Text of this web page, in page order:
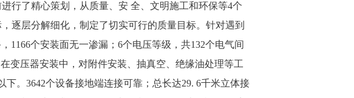
行了精心策划，从质量、安 全、文明施工和环保等4个
逐层分解细化，制定了切实可行的质量目标。针对遇到
1166个安装面无一渗漏；6个电压等级，共132个电气间
变压器安装中，对附件安装、抽真空、绝缘油处理等工
。3642个设备接地端连接可靠；总长达29. 6千米立体接